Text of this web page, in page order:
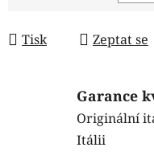
Tisk Zeptat se
Garance
Originální
Itálii